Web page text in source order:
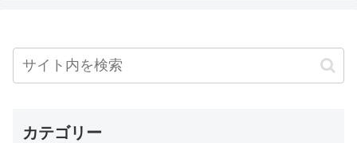
カテゴリー